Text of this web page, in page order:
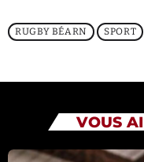
juillet 2026
RUGBY BÉARN SPORT
VOUS